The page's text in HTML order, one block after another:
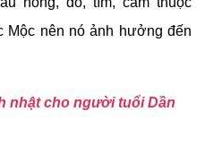
Mộc nên nó ảnh hưởng đến
nhật cho người tuổi Dần